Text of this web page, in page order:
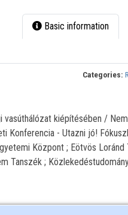
Basic information
Categories:
vasúthálózat kiépítésében /
Konferencia - Utazni jó!
Központ ; Eötvös
Tanszék ;